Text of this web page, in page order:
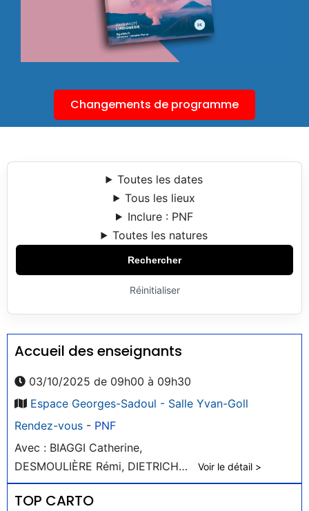
Changements de programme
Toutes les dates
Tous les lieux
Inclure : PNF
Toutes les natures
Rechercher
Réinitialiser
Accueil des enseignants
03/10/2025 de 09h00 à 09h30
Espace Georges-Sadoul - Salle Yvan-Goll
Rendez-vous - PNF
Avec : BIAGGI Catherine,
DESMOULIÈRE Rémi, DIETRICH
Judicaëlle, SUTTON Kevin
Voir le détail >
TOP CARTO